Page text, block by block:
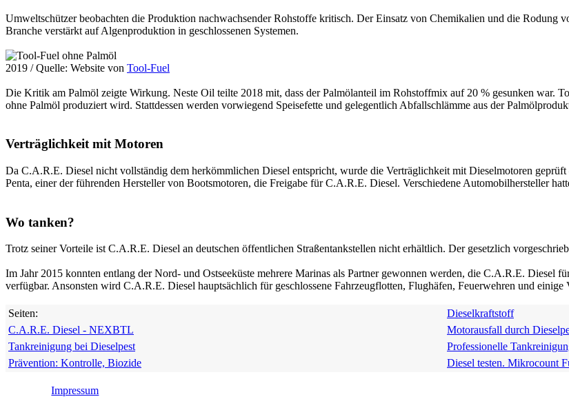
Umweltschützer beobachten die Produktion nachwachsender Rohstoffe kritisch. Der Einsatz von Chemikalien und die Rodung
Branche verstärkt auf Algenproduktion in geschlossenen Systemen.
2019 / Quelle: Website von Tool-Fuel
Die Kritik am Palmöl zeigte Wirkung. Neste Oil teilte 2018 mit, dass der Palmölanteil im Rohstoffmix auf 20 % gesunken war.
ohne Palmöl produziert wird. Stattdessen werden vorwiegend Speisefette und gelegentlich Abfallschlämme aus der
Verträglichkeit mit Motoren
Da C.A.R.E. Diesel nicht vollständig dem herkömmlichen Diesel entspricht, wurde die Verträglichkeit mit Dieselmotoren
Penta, einer der führenden Hersteller von Bootsmotoren, die Freigabe für C.A.R.E. Diesel. Verschiedene Automobilhersteller
Wo tanken?
Trotz seiner Vorteile ist C.A.R.E. Diesel an deutschen öffentlichen Straßentankstellen nicht erhältlich. Der gesetzlich
Im Jahr 2015 konnten entlang der Nord- und Ostseeküste mehrere Marinas als Partner gewonnen werden, die C.A.R.E.
verfügbar. Ansonsten wird C.A.R.E. Diesel hauptsächlich für geschlossene Fahrzeugflotten, Flughäfen, Feuerwehren und einige
Seiten:
Dieselkraftstoff
C.A.R.E. Diesel - NEXBTL
Motorausfall durch
Tankreinigung bei Dieselpest
Professionelle
Prävention: Kontrolle, Biozide
Diesel testen. Mikrocount
Impressum